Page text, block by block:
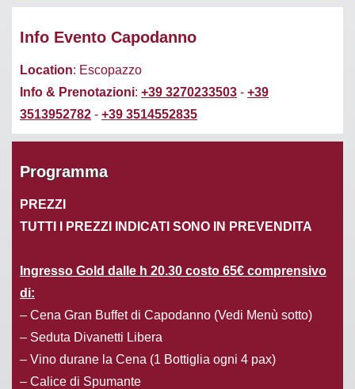
Info Evento Capodanno
Location: Escopazzo
Info & Prenotazioni: +39 3270233503 - +39
3513952782 - +39 3514552835
Programma
PREZZI
TUTTI I PREZZI INDICATI SONO IN PREVENDITA
Ingresso Gold dalle h 20.30 costo 65€ comprensivo
di:
– Cena Gran Buffet di Capodanno (Vedi Menù sotto)
– Seduta Divanetti Libera
– Vino durane la Cena (1 Bottiglia ogni 4 pax)
– Calice di Spumante